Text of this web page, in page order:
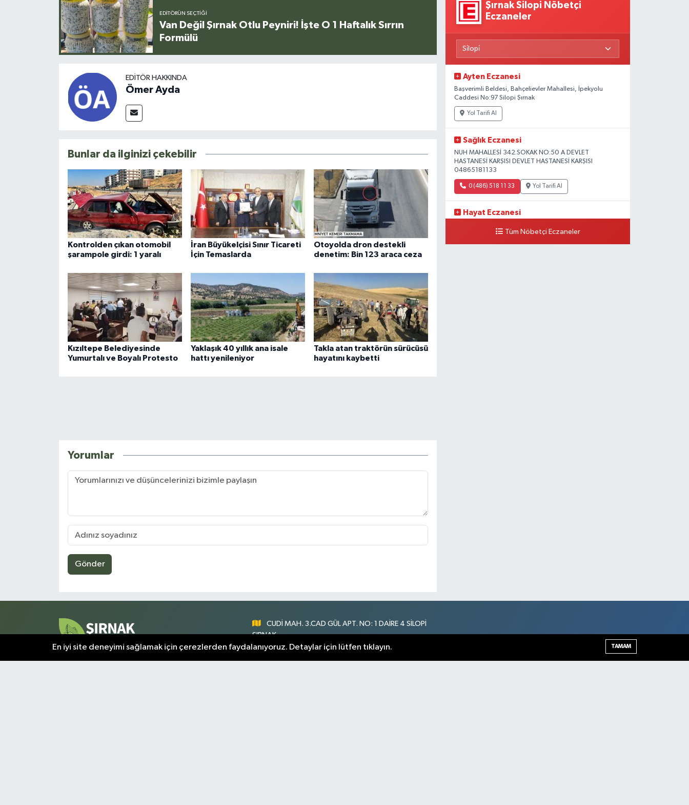
EDITÖRÜN SEÇTIĞI
Van Değil Şırnak Otlu Peyniri! İşte O 1 Haftalık Sırrın
Formülü
EDITÖR HAKKINDA
Ömer Ayda
Bunlar da ilginizi çekebilir
Kontrolden çıkan otomobil
şarampole girdi: 1 yaralı
İran Büyükelçisi Sınır Ticareti
İçin Temaslarda
Otoyolda dron destekli
denetim: Bin 123 araca ceza
Kızıltepe Belediyesinde
Yumurtalı ve Boyalı Protesto
Yaklaşık 40 yıllık ana isale
hattı yenileniyor
Takla atan traktörün sürücüsü
hayatını kaybetti
Yorumlar
Gönder
Şırnak Silopi Nöbetçi
Eczaneler
Ayten Eczanesi
Başverimli Beldesi, Bahçelievler Mahallesi, İpekyolu
Caddesi No:97 Silopi Şırnak
Yol Tarifi Al
Sağlık Eczanesi
NUH MAHALLESİ 342.SOKAK NO:50 A DEVLET
HASTANESİ KARŞISI DEVLET HASTANESİ KARŞISI
04865181133
0 (486) 518 11 33 Yol Tarifi Al
Hayat Eczanesi
Tüm Nöbetçi Eczaneler
Şırnak ve çevresindeki tüm gelişmeler, bu sayfada anlık
CUDİ MAH. 3.CAD GÜL APT. NO: 1 DAİRE 4 SİLOPİ
ŞIRNAK
En iyi site deneyimi sağlamak için çerezlerden faydalanıyoruz. Detaylar için lütfen tıklayın. TAMAM